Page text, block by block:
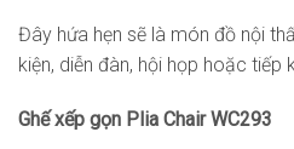
Đây hứa hẹn sẽ là món đồ nội
kiện, diễn đàn, hội họp hoặc tiếp
Ghế xếp gọn Plia Chair WC293